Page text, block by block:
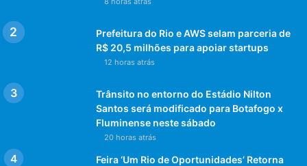
Prefeitura do Rio e AWS selam parceria de
R$ 20,5 milhões para apoiar startups
12 horas atrás
Trânsito no entorno do Estádio Nilton
Santos será modificado para Botafogo x
Fluminense neste sábado
20 horas atrás
Feira ‘Um Rio de Oportunidades’ Retorna